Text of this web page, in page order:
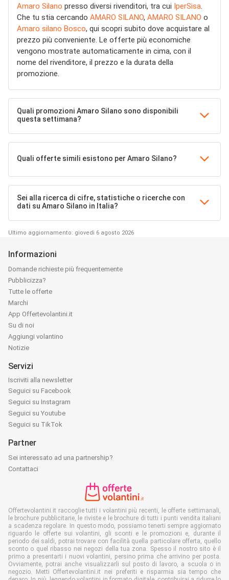
Amaro Silano presso diversi rivenditori, tra cui IperSisa
Che tu stia cercando AMARO SILANO, AMARO SILANO o
Amaro silano Bosco, qui scopri subito dove acquistare al
prezzo più conveniente. Le offerte più economiche
vengono mostrate automaticamente in cima, con il
nome del rivenditore, il prezzo e la durata della
promozione.
Quali promozioni Amaro Silano sono disponibili
questa settimana?
Quali offerte simili esistono per Amaro Silano?
Sei alla ricerca di cifre, statistiche o ricerche con
dati su Amaro Silano in Italia?
Ultimo aggiornamento: giovedì 6 agosto 2026
Informazioni
Domande richieste più frequentemente
Pubblicizza?
Tutte le offerte
Marchi
App Offertevolantini.it
Su di noi
Aggiungi volantino
Notizie
Servizi
Iscriviti alla newsletter
Seguici su Facebook
Seguici su Instagram
Seguici su Youtube
Seguici su TikTok
Partner
Sei interessato ad una partnership?
Contattaci
Offertevolantini.it raccoglie tutti i volantini più recenti, le offerte settimanali,
le brochure pubblicitarie, le riviste e le brochure di tutti i punti vendita italiani
a scadenza regolare. In questo modo, possiamo tenerti sempre aggiornato
riguardo le offerte sui volantini, gli sconti e le promozioni e, durante il
periodo dei saldi, potrai trovare con facilità quella particolare offerta, quello
sconto o quel ribasso nei negozi della tua zona. Spesso il nostro sito è il
primo a presentarti i nuovi volantini, persino prima che arrivino per posta.
Ovviamente, potrai anche visualizzarli sul posto di lavoro, a scuola o in
negozio. Metti Offertevolantini.it nei preferiti e risparmia sia tempo che